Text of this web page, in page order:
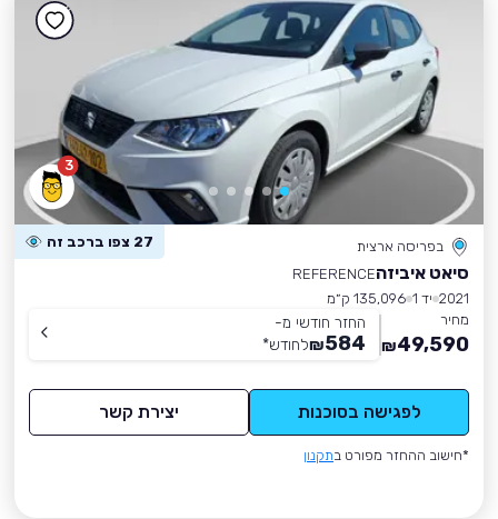
3
בפריסה ארצית 27 צפו ברכב זה
סיאט איביזהREFERENCE
2021 יד 1
135,096 ק״מ
מחיר
49,590
₪
החזר חודשי מ-
584
₪לחודש*
לפגישה בסוכנות יצירת קשר
*חישוב ההחזר מפורט בתקנון